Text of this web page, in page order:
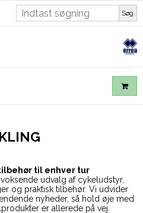
Søg
til enhver tur
udvalg af cykeludstyr,
og praktisk tilbehør. Vi udvider
nyheder, så hold øje med
er allerede på vej.